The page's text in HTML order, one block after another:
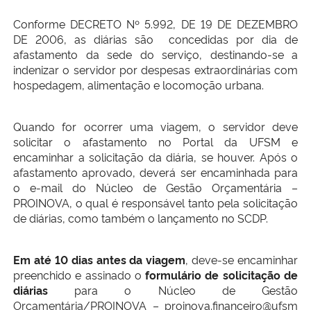
Ministério da Saúde
Ministério de Minas e Energia
Ministério da Ciência, Tecnologia, Inovações e Comunicações
Ministério do Meio Ambiente
Ministério do Turismo
Controladoria-Geral da União
Ministério da Mulher, da Família e dos Direitos Humanos
Conforme DECRETO Nº 5.992, DE 19 DE DEZEMBRO
DE 2006, as diárias são concedidas por dia de
afastamento da sede do serviço, destinando-se a
indenizar o servidor por despesas extraordinárias com
hospedagem, alimentação e locomoção urbana.
Quando for ocorrer uma viagem, o servidor deve
solicitar o afastamento no Portal da UFSM e
encaminhar a solicitação da diária, se houver. Após o
afastamento aprovado, deverá ser encaminhada para
o e-mail do Núcleo de Gestão Orçamentária –
PROINOVA, o qual é responsável tanto pela solicitação
de diárias, como também o lançamento no SCDP.
Em até 10 dias antes da viagem, deve-se encaminhar
preenchido e assinado oformulário de solicitação de
diárias para o Núcleo de Gestão
Orçamentária/PROINOVA – proinova.financeiro@ufsm